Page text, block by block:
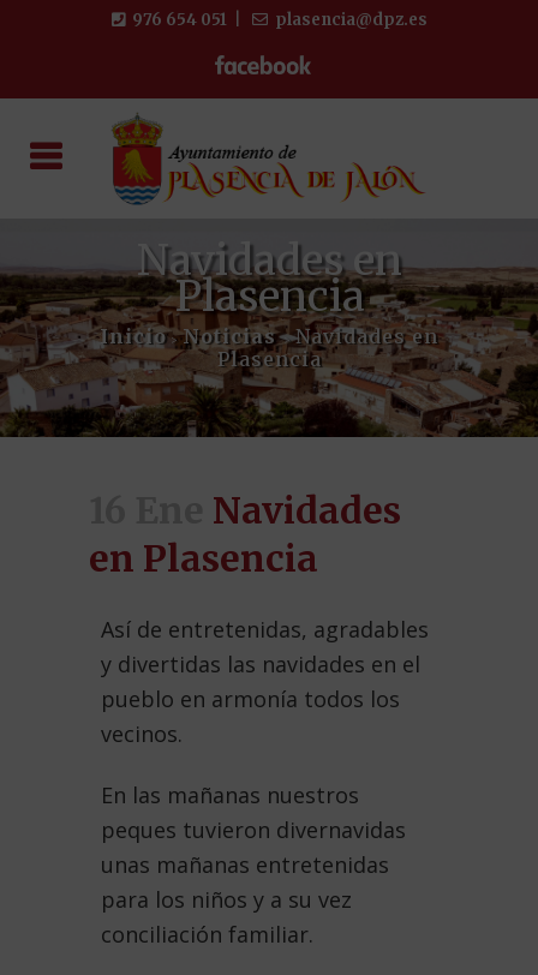
976 654 051 plasencia@dpz.es
Navidades en
Plasencia
Inicio > Noticias >Navidades en
Plasencia
Navidades
en Plasencia
Así de entretenidas, agradables
y divertidas las navidades en el
pueblo en armonía todos los
vecinos.
En las mañanas nuestros
peques tuvieron divernavidas
unas mañanas entretenidas
para los niños y a su vez
conciliación familiar.